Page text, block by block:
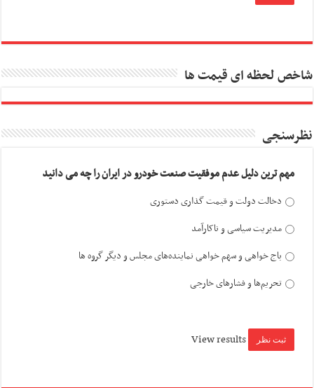
شاخص لحظه ای قیمت ها
نظرسنجی
مهم ترین دلیل عدم موفقیت صنعت خودرو در ایران را چه می دانید
دخالت دولت و قیمت گذاری دستوری
مدیریت سیاسی و ناکارآمد
باج خواهی و سهم خواهی نماینده‌های مجلس و دیگر گروه ها
تحریم‌ها و فشارهای خارجی
View results